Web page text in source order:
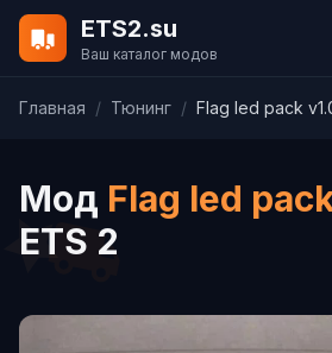
ETS2.su
Ваш каталог модов
Главная / Тюнинг / Flag led pack
Мод Flag led
ETS 2